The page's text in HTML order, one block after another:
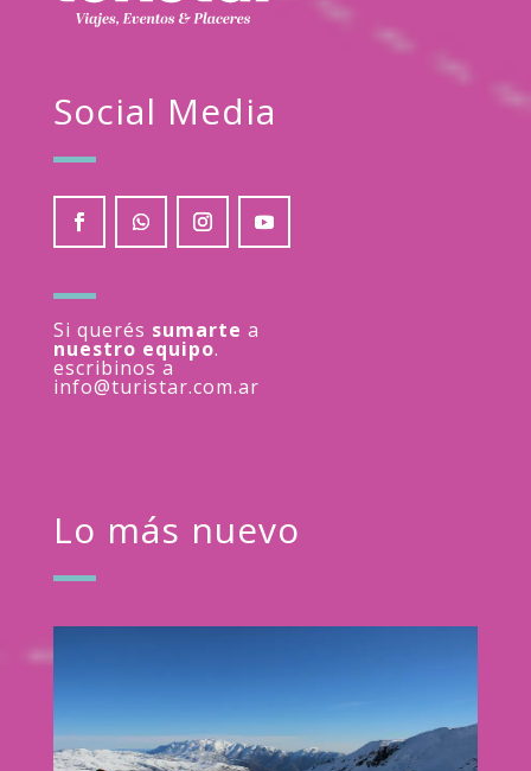
Social Media
Si querés sumarte a
nuestro equipo.
escribinos a
info@turistar.com.ar
Lo más nuevo